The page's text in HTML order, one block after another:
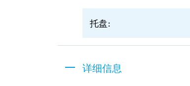
托盘:
详细信息